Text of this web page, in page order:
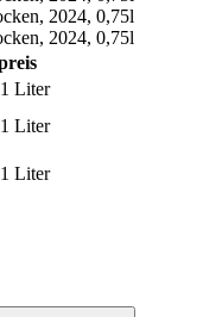
Liter
Liter
Liter